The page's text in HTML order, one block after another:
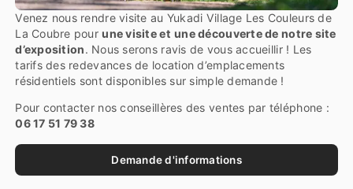
Venez nous rendre visite au Yukadi Village Les Couleurs de
La Coubre pourune visite et une découverte de notre site
d’exposition. Nous serons ravis de vous accueillir ! Les
tarifs des redevances de location d’emplacements
résidentiels sont disponibles sur simple demande !
Pour contacter nos conseillères des ventes par téléphone :
06 17 51 79 38
Demande d'informations